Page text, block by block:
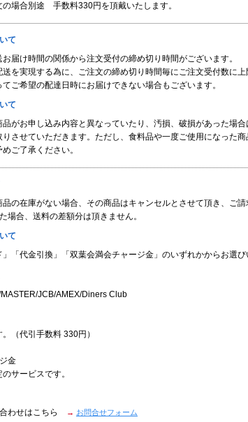
場合別途 手数料330円を頂戴いたします。
て
届け時間の関係から注文受付の締め切り時間がございます。
送を実現する為に、ご注文の締め切り時間毎にご注文受付数に
ご希望の配達日時にお届けできない場合もございます。
て
がお申し込み内容と異なっていたり、汚損、破損があった場
させていただきます。ただし、食料品や一度ご使用になった
ご了承ください。
品の在庫がない場合、その商品はキャンセルとさせて頂き、ご
場合、送料の差額分は頂きません。
て
」「代金引換」「双葉会満会チャージ金」のいずれかからお選び
MASTER/JCB/AMEX/Diners Club
（代引手数料 330円）
金
サービスです。
わせはこちら
→ お問合せフォーム